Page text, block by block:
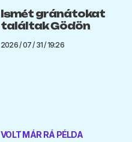
Ismét gránátokat
találtak Gödön
2026 / 07 / 31 / 19:26
VOLT MÁR RÁ PÉLDA